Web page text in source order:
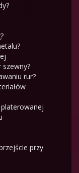
szewny?
rur?
przy